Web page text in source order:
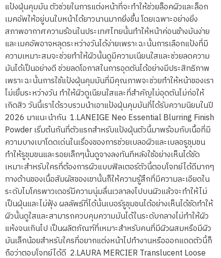
แป้งฝุ่นคุมมัน ตัวช่วยในการแต่งหน้าที่จะทำให้ช่วยล็อคผิวและล็อก
เมคอัพให้อยู่บนใบหน้าได้ยาวนานมากยิ่งขึ้น โดยเฉพาะอย่างยิ่ง
สภาพอากาศความร้อนในประเทศไทยนั้นทำให้หน้าค่อนข้างมันง่าย
และเมคอัพอาจหลุดระหว่างวันได้ง่ายเพราะฉะนั้นการเลือกแป้งที่มี
ความเหมาะสมจะช่วยทำให้ผิวนั้นดูมีความเนียนใสและช่วยลดความ
มันได้เป็นอย่างดี ช่วยลดโอกาสในการอุดตันได้อย่างมีประสิทธิภาพ
เพราะฉะนั้นการใช้แป้งฝุ่นคุมมันที่มีคุณภาพจะช่วยทำให้หน้าของเรา
ไม่เยิ้มระหว่างวัน ทำให้ผิวดูเนียนใสและที่สำคัญไม่อุดตันไม่ก่อให้
เกิดสิว วันนี้เราได้รวบรวมนำเอาแป้งฝุ่นคุมมันที่ได้รับความนิยมในปี
2026 มาแนะนำกัน 1.LANEIGE Neo Essential Blurring Finish
Powder เริ่มต้นกันที่ตัวแรกสำหรับแป้งฝุ่นตัวนี้มาพร้อมกับเนื้อที่มี
ความบางเบาโดดเด่นในเรื่องของการช่วยเบลอผิวและเบลอรูขุมขน
ทำให้รูขุมขนและรอยเล็กๆนั้นดูจางลงทันทีหลังใช้อย่างเห็นได้ชัด
เหมาะสำหรับใครที่ต้องการผิวแบบฟิลเตอร์ตัวนี้ตอบโจทย์ได้ดีมากๆ
ทางด้านของเนื้อสัมผัสของเขานั้นก็ให้ความรู้สึกที่มีความละเอียดใน
ระดับไมโครพาวเดอร์มีความนุ่มลื่นเวลาลงไปบนผิวแล้วจะทำให้ไม่
เป็นฝุ่นและไม่ฟุ้ง ผลลัพธ์ที่ได้นั้นเบอร์รูขุมขนได้อย่างเห็นได้ชัดทำให้
ผิวนั้นดูใสและสามารถควบคุมความมันได้ในระดับกลางไม่ทำให้ผิว
แห้งจนเกินไป เป็นผลิตภัณฑ์ที่เหมาะสำหรับคนที่มีผิวผสมหรือมีผิว
มันเล็กน้อยสำหรับใครที่อยากแต่งหน้าไปทำงานหรือออกแดดตัวนี้ก็
ถือว่าตอบโจทย์ได้ดี 2.LAURA MERCIER Translucent Loose